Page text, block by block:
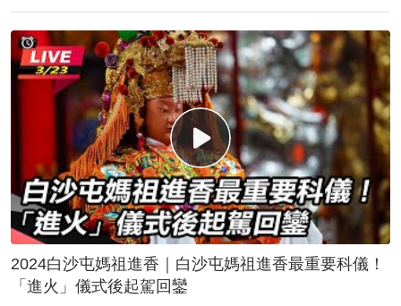
2024白沙屯媽祖進香｜白沙屯媽祖進香最重要科儀！
「進火」儀式後起駕回鑾